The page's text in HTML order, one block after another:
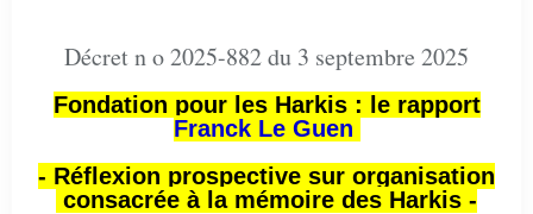
Décret n o 2025-882 du 3 septembre 2025
Fondation pour les Harkis : le rapport
Franck Le Guen
- Réflexion prospective sur organisation
consacrée à la mémoire des Harkis -